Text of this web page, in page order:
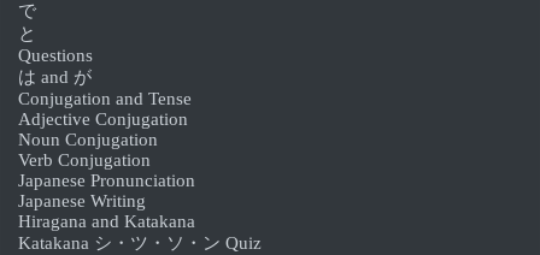
で
と
Questions
は and が
Conjugation and Tense
Adjective Conjugation
Noun Conjugation
Verb Conjugation
Japanese Pronunciation
Japanese Writing
Hiragana and Katakana
Katakana シ・ツ・ソ・ン Quiz